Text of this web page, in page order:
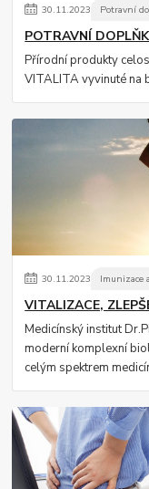
30.11.2023 Potravní
POTRAVNÍ
Přírodní produkty
VITALITA vyvinuté
30.11.2023 Imunizace
VITALIZACE,
Medicínský institut
moderní komplexní
celým spektrem